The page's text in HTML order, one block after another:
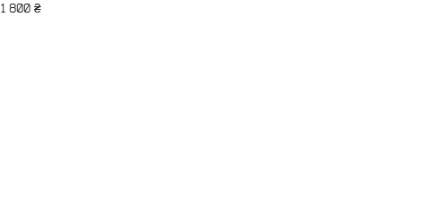
1 800 ₴